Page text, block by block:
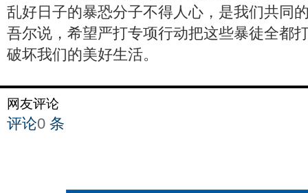
乱好日子的暴恐分子不得人心，是我们共同
吾尔说，希望严打专项行动把这些暴徒全都
破坏我们的美好生活。
网友评论
评论0 条